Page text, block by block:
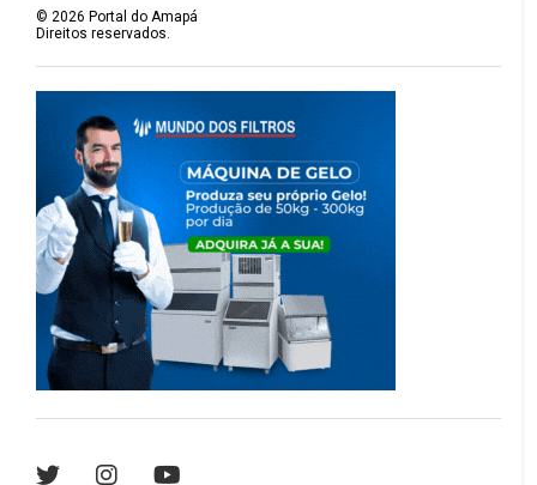
©2026 Portal do Amapá
Direitos reservados.